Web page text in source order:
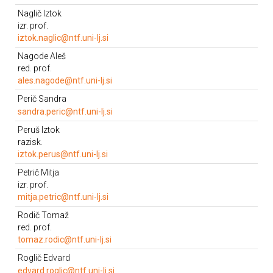
Osebna stran
Telefon 01/47 04 631
Prostor: 122
Enota: KM
Naglič Iztok
izr. prof.
iztok.naglic@ntf.uni-lj.si
Telefon 01/47 04 631
Prostor: 122
Enota: KM
Nagode Aleš
red. prof.
ales.nagode@ntf.uni-lj.si
Telefon 01/20 00 433
Prostor: 112
Enota: KIM
Osebna stran
Perič Sandra
sandra.peric@ntf.uni-lj.si
Telefon 01/20 00 416
Prostor: LP 218
Enota: KTT
Peruš Iztok
razisk.
iztok.perus@ntf.uni-lj.si
Telefon 01/47 04 500
Prostor: 111
Enota: KPM
Petrič Mitja
izr. prof.
mitja.petric@ntf.uni-lj.si
Telefon 01/20 00 428
Prostor: 114
Govorilne ure: vsak prvi torek v mesecu ob 9.00
Enota: KL
Rodič Tomaž
red. prof.
tomaz.rodic@ntf.uni-lj.si
Telefon 01/20 00 444
Prostor: 100
Roglič Edvard
edvard.roglic@ntf.uni-lj.si